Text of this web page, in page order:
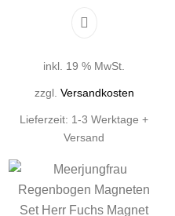
inkl. 19 % MwSt.
zzgl. Versandkosten
Lieferzeit: 1-3 Werktage +
Versand